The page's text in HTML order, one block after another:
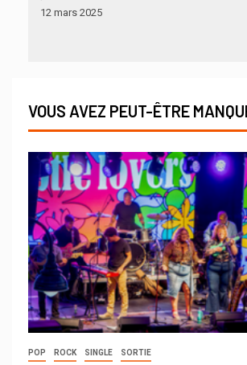
12 mars 2025
VOUS AVEZ PEUT-ÊTRE
POP ROCK SINGLE SORTIE